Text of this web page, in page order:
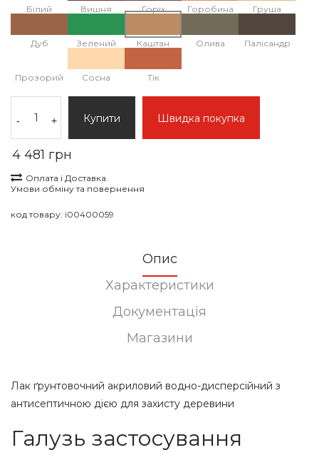
Білий Вишня Горіх Горобина Груша
Дуб Зелений Каштан Олива Палісандр
Прозорий Сосна Тік
- + Купити Швидка покупка
4 481 грн
Оплата і Доставка.
Умови обміну та повернення
код товару: i00400059
Опис
Характеристики
Документація
Магазини
Лак ґрунтовочний акриловий водно-дисперсійний з
антисептичною дією для захисту деревини
Галузь застосування